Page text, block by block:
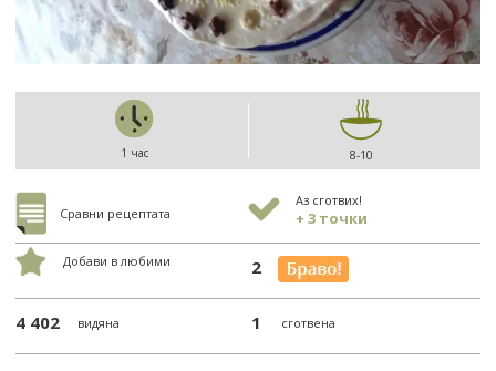
1 час 8-10
Сравни рецептата
Аз сготвих!
+ 3 точки
Добави в любими 2
4 402 видяна 1 сготвена